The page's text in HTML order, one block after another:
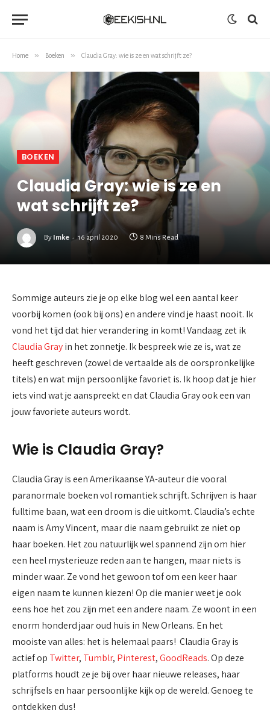
Home » Boeken » Claudia Gray: wie is ze en wat schrijft ze?
BOEKEN
Claudia Gray: wie is ze en
wat schrijft ze?
By Imke 16 april 2020 8 Mins Read
Sommige auteurs zie je op elke blog wel een aantal keer
voorbij komen (ook bij ons) en andere vind je haast nooit. Ik
vond het tijd dat hier verandering in komt! Vandaag zet ik
Claudia Grayin het zonnetje. Ik bespreek wie ze is, wat ze
heeft geschreven (zowel de vertaalde als de oorspronkelijke
titels) en wat mijn persoonlijke favoriet is. Ik hoop dat je hier
iets vind wat je aanspreekt en dat Claudia Gray ook een van
jouw favoriete auteurs wordt.
Wie is Claudia Gray?
Claudia Gray is een Amerikaanse YA-auteur die vooral
paranormale boeken vol romantiek schrijft. Schrijven is haar
fulltime baan, wat een droom is die uitkomt. Claudia’s echte
naam is Amy Vincent, maar die naam gebruikt ze niet op
haar boeken. Het zou natuurlijk wel spannend zijn om hier
een heel mysterieuze reden aan te hangen, maar niets is
minder waar. Ze vond het gewoon tof om een keer haar
eigen naam te kunnen kiezen! Op die manier weet je ook
eens hoe het zou zijn met een andere naam. Ze woont in een
enorm honderd jaar oud huis in New Orleans. En het
mooiste van alles: het is helemaal paars! Claudia Gray is
actief op Twitter, Tumblr, Pinterest,GoodReads. Op deze
platforms houdt ze je bij over haar nieuwe releases, haar
schrijfsels en haar persoonlijke kijk op de wereld. Genoeg te
ontdekken dus!